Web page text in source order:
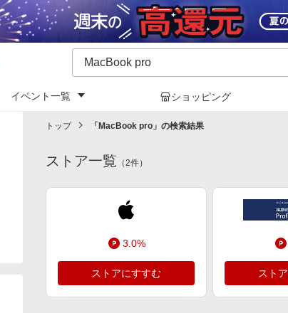
イベント一覧 ショッピング
トップ 「 MacBook pro 」の検索結果
ストア一覧 （2件）
3.0%
ストアにすすむ スト